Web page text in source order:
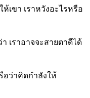
เขา เราหวังอะไรหรือ
า เราอาจจะสายตาดีได้
ว่าคิดกำลังให้